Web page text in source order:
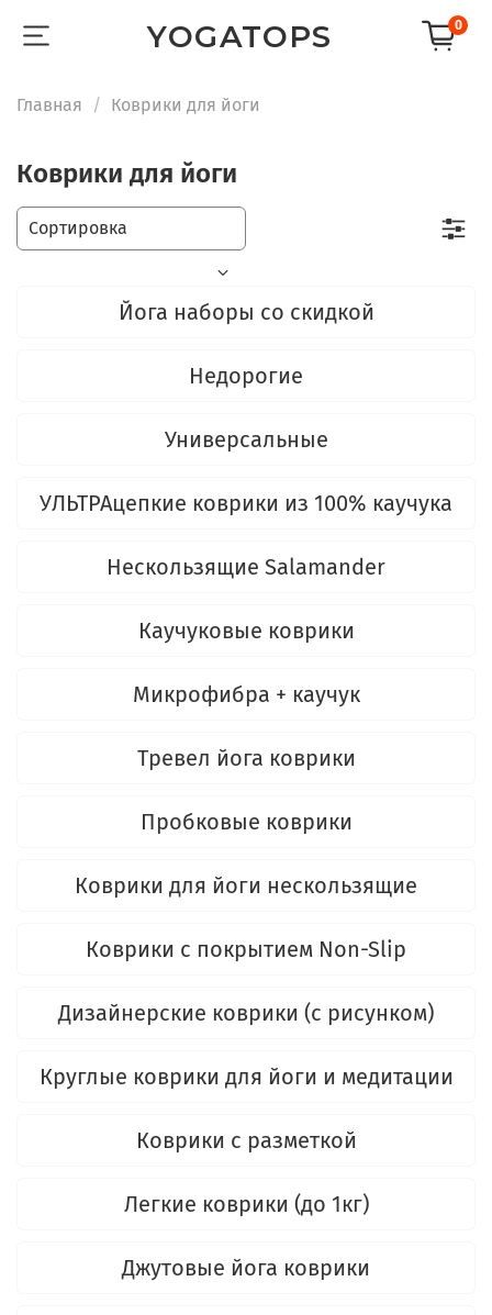
YOGATOPS 0
Главная Коврики для йоги
Коврики для йоги
Йога наборы со скидкой
Недорогие
Универсальные
УЛЬТРАцепкие коврики из 100% каучука
Нескользящие Salamander
Каучуковые коврики
Микрофибра + каучук
Тревел йога коврики
Пробковые коврики
Коврики для йоги нескользящие
Коврики с покрытием Non-Slip
Дизайнерские коврики (с рисунком)
Круглые коврики для йоги и медитации
Коврики с разметкой
Легкие коврики (до 1кг)
Джутовые йога коврики